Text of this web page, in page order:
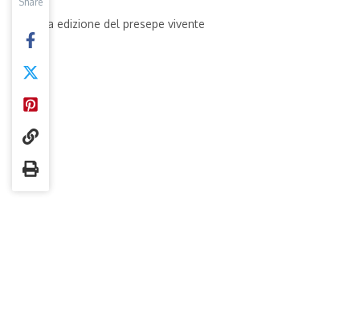
Prima edizione del presepe vivente